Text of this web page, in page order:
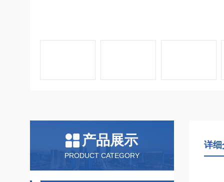
产品展示
PRODUCT CATEGORY
详细